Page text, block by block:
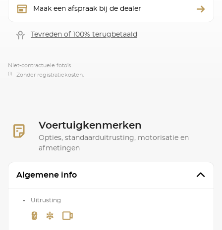
Maak een afspraak bij de dealer
Tevreden of 100% terugbetaald
Niet-contractuele foto’s
(1) Zonder registratiekosten.
Voertuigkenmerken
Opties, standaarduitrusting, motorisatie en
afmetingen
Algemene info
Uitrusting